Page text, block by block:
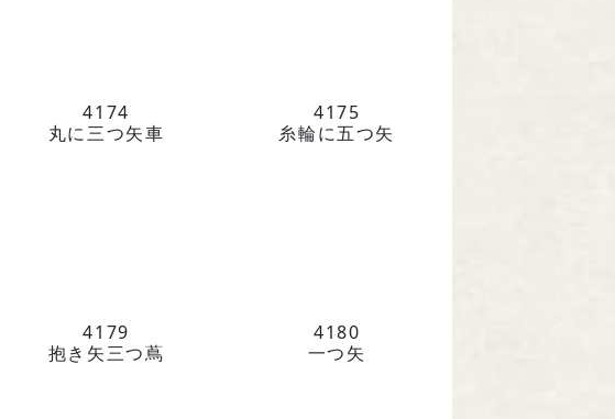
TEL 075-221-4759
受付時間 土日祝を除く 平日9時～17時
『京の黒染め屋』（BtoC）サイトへ
4174
丸に三つ矢車
4175
糸輪に五つ矢
4179
抱き矢三つ蔦
4180
一つ矢